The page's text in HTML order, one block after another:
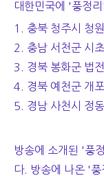
대한민국에 '풍정
1. 충북 청주시 청
2. 충남 서천군 시
3. 경북 봉화군 법
4. 경북 예천군 개
5. 경남 사천시 정
방송에 소개된 '풍
다. 방송에 나온 '